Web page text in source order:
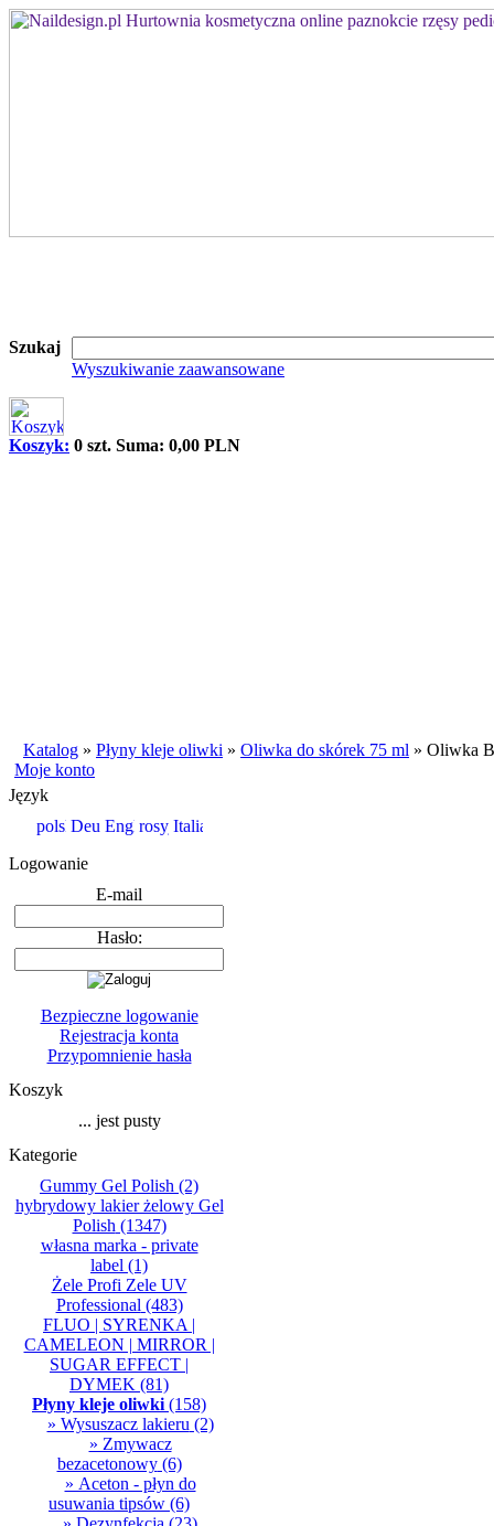
Szukaj
Wyszukiwanie zaawansowane
Koszyk: 0 szt. Suma: 0,00 PLN
Katalog » Płyny kleje oliwki » Oliwka do skórek 75 ml » Oliwka
Moje konto
Język
Logowanie
E-mail
Hasło:
Bezpieczne logowanie
Rejestracja konta
Przypomnienie hasła
Koszyk
... jest pusty
Kategorie
Gummy Gel Polish (2)
hybrydowy lakier żelowy Gel
Polish (1347)
własna marka - private
label (1)
Żele Profi Zele UV
Professional (483)
FLUO | SYRENKA |
CAMELEON | MIRROR |
SUGAR EFFECT |
DYMEK (81)
Płyny kleje oliwki (158)
» Wysuszacz lakieru (2)
» Zmywacz
bezacetonowy(6)
» Aceton - płyn do
usuwania tipsów (6)